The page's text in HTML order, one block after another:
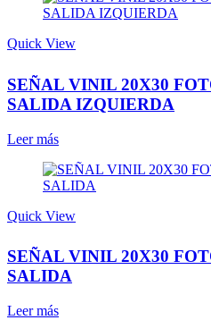
Quick View
SEÑAL VINIL 20X30
SALIDA IZQUIERDA
Leer más
Quick View
SEÑAL VINIL 20X30
SALIDA
Leer más